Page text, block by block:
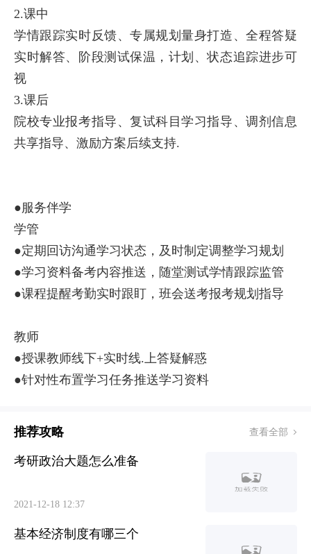
2.课中
学情跟踪实时反馈、专属规划量身打造、全程答疑
实时解答、阶段测试保温，计划、状态追踪进步可
视
3.课后
院校专业报考指导、复试科目学习指导、调剂信息
共享指导、激励方案后续支持.
●服务伴学
学管
●定期回访沟通学习状态，及时制定调整学习规划
●学习资料备考内容推送，随堂测试学情跟踪监管
●课程提醒考勤实时跟盯，班会送考报考规划指导
教师
●授课教师线下+实时线.上答疑解惑
●针对性布置学习任务推送学习资料
推荐攻略 查看全部
考研政治大题怎么准备
2021-12-18 12:37
基本经济制度有哪三个